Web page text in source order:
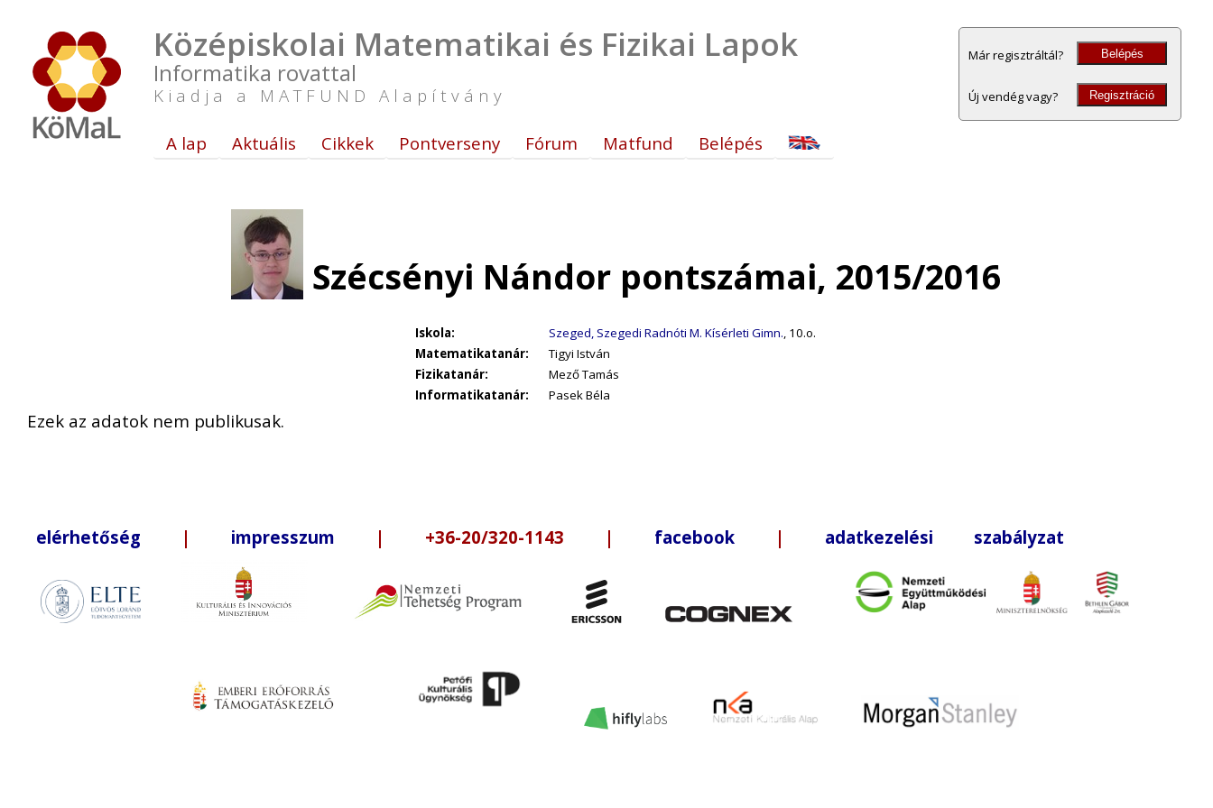
Középiskolai Matematikai és Fizikai Lapok
Informatika rovattal
Kiadja a MATFUND Alapítvány
Már regisztráltál? Belépés
Új vendég vagy? Regisztráció
A lap Aktuális Cikkek Pontverseny Fórum Matfund Belépés
Szécsényi Nándor pontszámai, 2015/2016
Iskola: Szeged, Szegedi Radnóti M. Kísérleti Gimn., 10.o.
Matematikatanár:
Tigyi István
Fizikatanár:
Mező Tamás
Informatikatanár:
Pasek Béla
Ezek az adatok nem publikusak.
elérhetőség | impresszum | +36-20/320-1143 | facebook | adatkezelési szabályzat